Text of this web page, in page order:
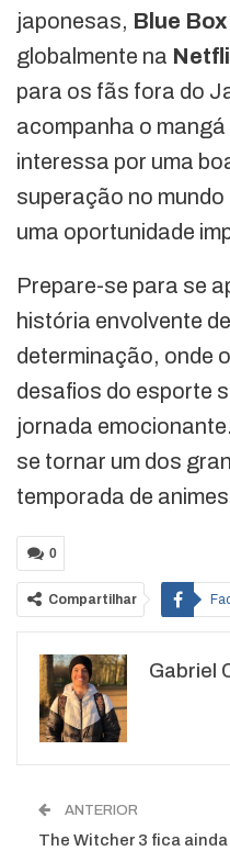
japonesas, Blue Box
globalmente na
para os fãs fora do
acompanha o
interessa por uma
superação no
uma oportunidade
Prepare-se para se
história envolvente
determinação, onde
desafios do esporte
jornada emocionante.
se tornar um dos
temporada de
0
Compartilhar
WhatsApp
Gabriel
ANTERIOR
The Witcher 3 fica ainda